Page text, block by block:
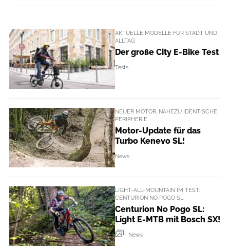
AKTUELLE MODELLE FÜR STADT UND
ALLTAG
Der große City E-Bike Test
Tests
NEUER MOTOR, NAHEZU IDENTISCHE
PERIPHERIE
Motor-Update für das
Turbo Kenevo SL!
News
LIGHT-ALL-MOUNTAIN IM TEST:
CENTURION NO POGO SL
Centurion No Pogo SL:
Light E-MTB mit Bosch SX!
News